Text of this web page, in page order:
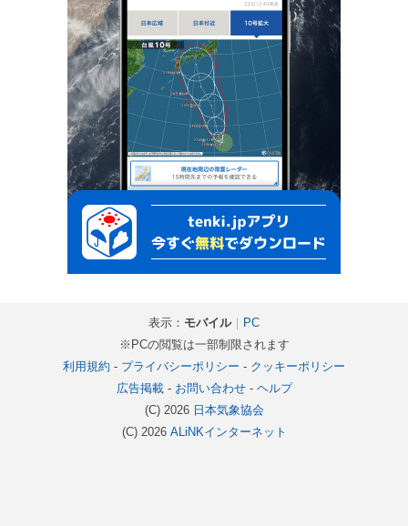
表示： モバイル｜ PC
※PCの閲覧は一部制限されます
利用規約 - プライバシーポリシー - クッキーポリシー
広告掲載- お問い合わせ- ヘルプ
(C) 2026 日本気象協会
(C) 2026 ALiNKインターネット